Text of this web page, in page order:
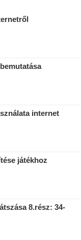
internet
játékhoz
8.rész: 34-